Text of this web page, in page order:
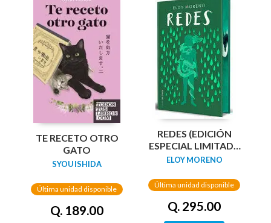
TE RECETO OTRO
GATO
SYOU ISHIDA
Última unidad disponible
Q. 189.00
REDES (EDICIÓN
ESPECIAL LIMITADA
GUARDAS DRAGÓN)
ELOY MORENO
Última unidad disponible
Q. 295.00